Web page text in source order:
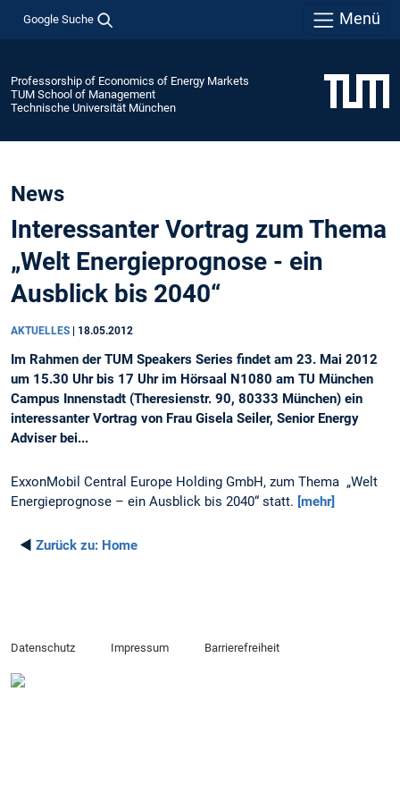
Google Suche Menü
Professorship of Economics of Energy Markets
TUM School of Management
Technische Universität München
News
Interessanter Vortrag zum Thema
„Welt Energieprognose - ein
Ausblick bis 2040“
AKTUELLES 18.05.2012
Im Rahmen der TUM Speakers Series findet am 23. Mai 2012
um 15.30 Uhr bis 17 Uhr im Hörsaal N1080 am TU München
Campus Innenstadt (Theresienstr. 90, 80333 München) ein
interessanter Vortrag von Frau Gisela Seiler, Senior Energy
Adviser bei...
ExxonMobil Central Europe Holding GmbH, zum Thema „Welt
Energieprognose – ein Ausblick bis 2040“ statt. [mehr]
◄ Zurück zu: Home
Datenschutz Impressum Barrierefreiheit